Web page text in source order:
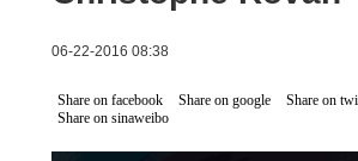
06-22-2016 08:38
Share on facebook Share on google
Share on
Share on sinaweibo